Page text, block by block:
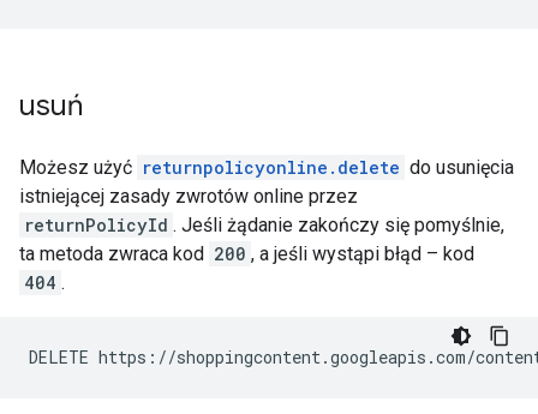
usuń
Możesz użyć returnpolicyonline.delete do usunięcia
istniejącej zasady zwrotów online przez
returnPolicyId . Jeśli żądanie zakończy się pomyślnie,
ta metoda zwraca kod 200 , a jeśli wystąpi błąd – kod
404 .
DELETE https://shoppingcontent.googleapis.com/